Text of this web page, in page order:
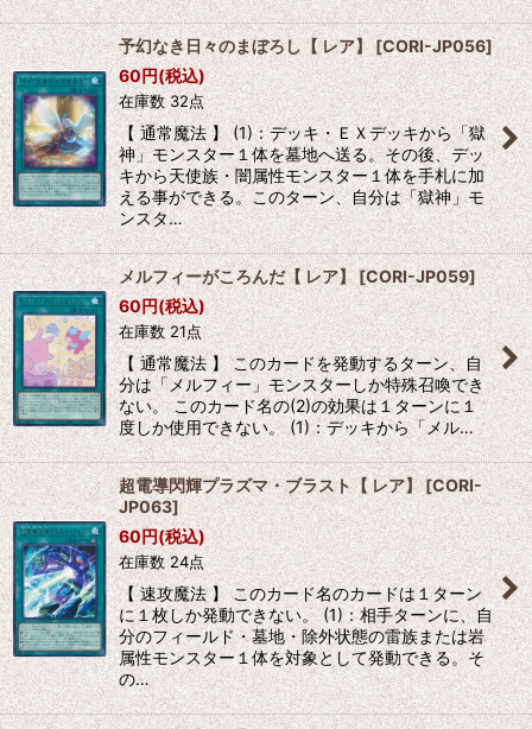
予幻なき日々のまぼろし【 レア】 [CORI-JP056]
60円(税込)
在庫数 32点
【 通常魔法 】 (1)：デッキ・ＥＸデッキから「獄
神」モンスター１体を墓地へ送る。その後、デッ
キから天使族・闇属性モンスター１体を手札に加
える事ができる。このターン、自分は「獄神」モ
ンスタ…
メルフィーがころんだ【 レア】[CORI-JP059]
60円(税込)
在庫数 21点
【 通常魔法 】 このカードを発動するターン、自
分は「メルフィー」モンスターしか特殊召喚でき
ない。 このカード名の(2)の効果は１ターンに１
度しか使用できない。 (1)：デッキから「メル…
超電導閃輝プラズマ・ブラスト【 レア】[CORI-
JP063]
60円(税込)
在庫数 24点
【 速攻魔法 】 このカード名のカードは１ターン
に１枚しか発動できない。 (1)：相手ターンに、自
分のフィールド・墓地・除外状態の雷族または岩
属性モンスター１体を対象として発動できる。そ
の…